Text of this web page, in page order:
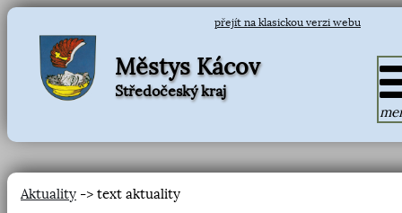
přejít na klasickou verzi webu
Městys Kácov
Středočeský kraj
Aktuality -> text aktuality